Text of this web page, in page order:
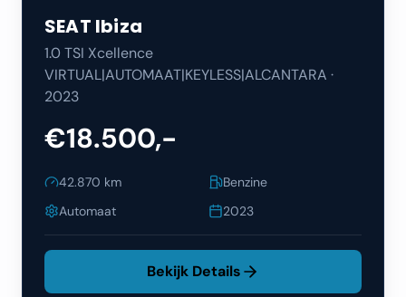
SEAT Ibiza
1.0 TSI Xcellence
VIRTUAL|AUTOMAAT|KEYLESS|ALCANTARA ·
2023
€18.500,-
42.870 km
Benzine
Automaat
2023
Bekijk Details